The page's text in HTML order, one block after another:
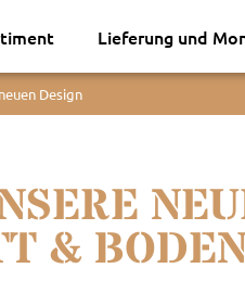
Lieferung und
Design
&